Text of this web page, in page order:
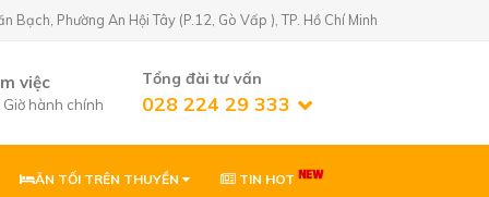
Bạch, Phường An Hội Tây (P.12, Gò Vấp ), TP. Hồ Chí Minh
việc
Giờ hành chính
Tổng đài tư vấn
028 224 29 333
Golf) 02822429333
ĂN TỐI TRÊN THUYỀN TIN HOT